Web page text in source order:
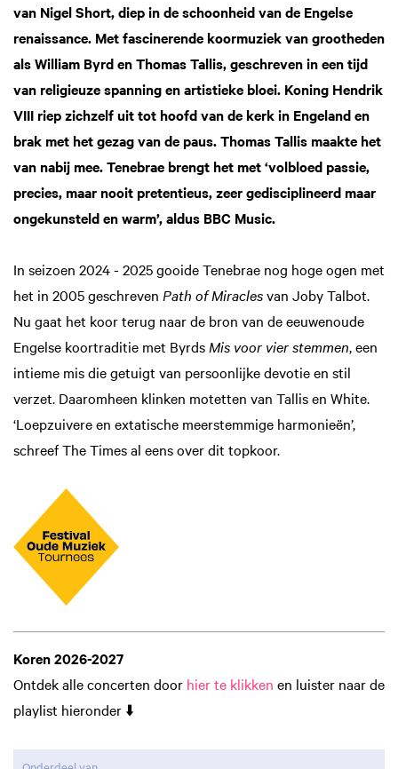
van Nigel Short, diep in de schoonheid van de Engelse
renaissance. Met fascinerende koormuziek van grootheden
als William Byrd en Thomas Tallis, geschreven in een tijd
van religieuze spanning en artistieke bloei. Koning Hendrik
VIII riep zichzelf uit tot hoofd van de kerk in Engeland en
brak met het gezag van de paus. Thomas Tallis maakte het
van nabij mee. Tenebrae brengt het met ‘volbloed passie,
precies, maar nooit pretentieus, zeer gedisciplineerd maar
ongekunsteld en warm’, aldus BBC Music.
In seizoen 2024 - 2025 gooide Tenebrae nog hoge ogen met
het in 2005 geschreven Path of Miraclesvan Joby Talbot.
Nu gaat het koor terug naar de bron van de eeuwenoude
Engelse koortraditie met Byrds Mis voor vier stemmen, een
intieme mis die getuigt van persoonlijke devotie en stil
verzet. Daaromheen klinken motetten van Tallis en White.
‘Loepzuivere en extatische meerstemmige harmonieën’,
schreef The Times al eens over dit topkoor.
Koren 2026-2027
Ontdek alle concerten door hier te klikken en luister naar de
playlist hieronder ⬇️